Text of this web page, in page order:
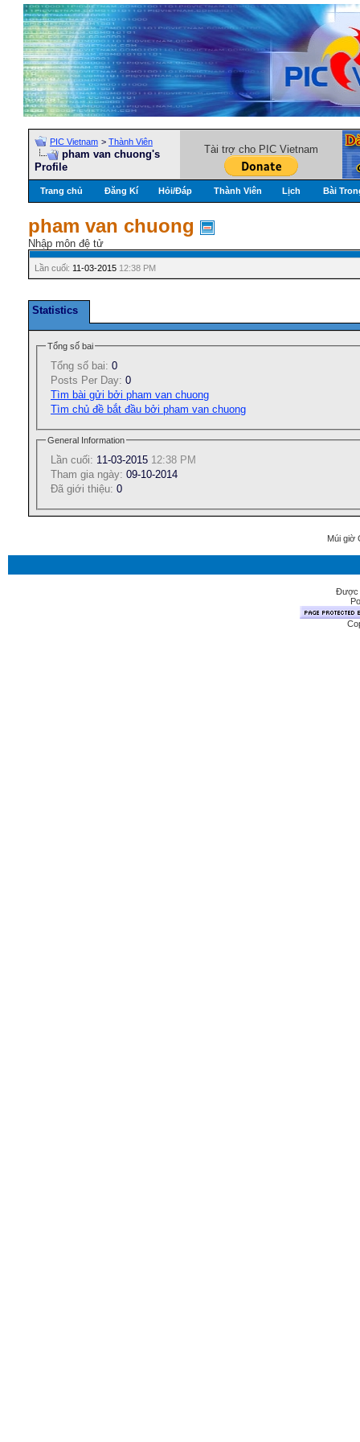
PIC Vietnam > Thành Viên
pham van chuong's
Profile
Tài trợ cho PIC Vietnam
Trang chủ Đăng Kí Hỏi/Ðáp Thành Viên Lịch Bài
pham van chuong
Nhập môn đệ tử
Lần cuối: 11-03-2015 12:38 PM
Statistics
Tổng số bai
Tổng số bai: 0
Posts Per Day: 0
Tìm bài gửi bởi pham van chuong
Tìm chủ đề bắt đầu bởi pham van chuong
General Information
Lần cuối: 11-03-2015 12:38 PM
Tham gia ngày: 09-10-2014
Ðã giới thiệu: 0
Múi giờ
Được